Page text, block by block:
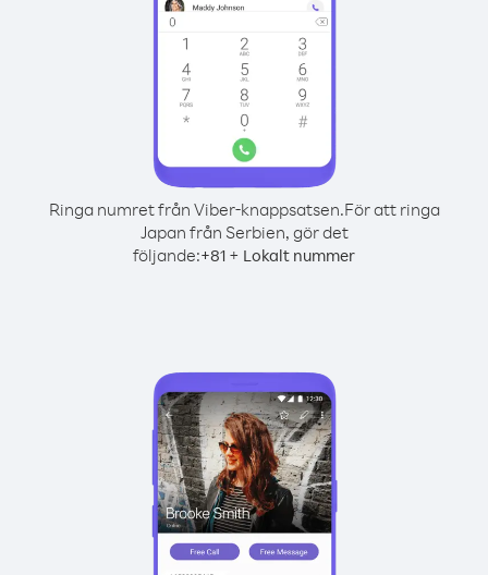
Ringa numret från Viber-knappsatsen.För att ringa
Japan från Serbien, gör det
följande:+81 + Lokalt nummer